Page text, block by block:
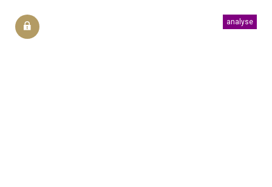
analyse